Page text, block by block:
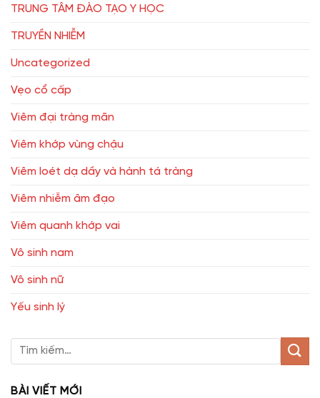
TRUNG TÂM ĐÀO TẠO Y HỌC
TRUYỀN NHIỄM
Uncategorized
Vẹo cổ cấp
Viêm đại tràng mãn
Viêm khớp vùng chậu
Viêm loét dạ dầy và hành tá tràng
Viêm nhiễm âm đạo
Viêm quanh khớp vai
Vô sinh nam
Vô sinh nữ
Yếu sinh lý
BÀI VIẾT MỚI